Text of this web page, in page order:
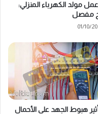
عمل مولد الكهرباء المنزلي:
مفصل
01/10/
هبوط الجهد على الأحمال